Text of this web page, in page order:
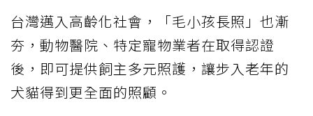
台灣邁入高齡化社會，「毛小孩長照」也漸
夯，動物醫院、特定寵物業者在取得認證
後，即可提供飼主多元照護，讓步入老年的
犬貓得到更全面的照顧。